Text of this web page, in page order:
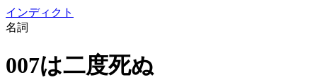
インディクト
名詞
007は二度死ぬ